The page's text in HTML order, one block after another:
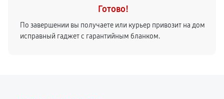
Готово!
По завершении вы получаете или курьер привозит на дом
исправный гаджет с гарантийным бланком.